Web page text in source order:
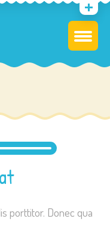
porttitor. Donec qua